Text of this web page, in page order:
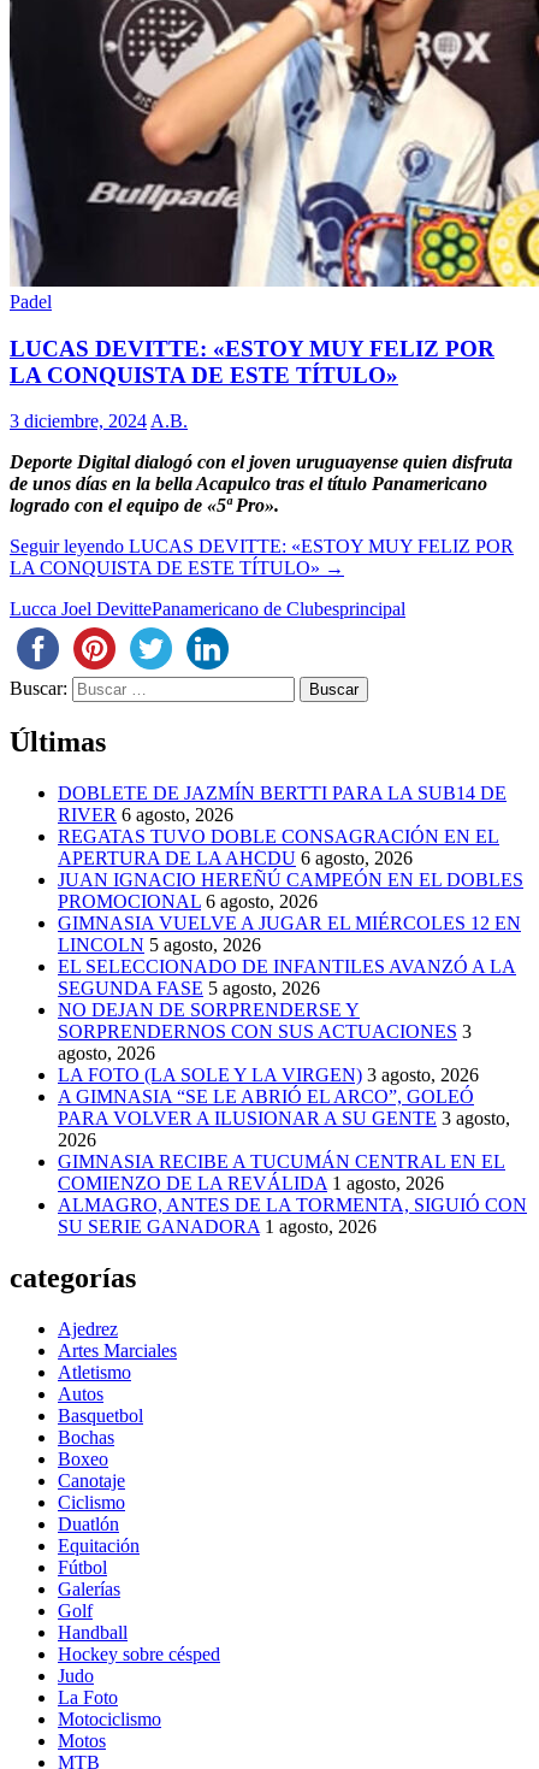
Padel
LUCAS DEVITTE: «ESTOY MUY FELIZ POR
LA CONQUISTA DE ESTE TÍTULO»
3 diciembre, 2024 A.B.
Deporte Digital dialogó con el joven uruguayense quien disfruta
de unos días en la bella Acapulco tras el título Panamericano
logrado con el equipo de «5ª Pro».
Seguir leyendo LUCAS DEVITTE: «ESTOY MUY FELIZ POR
LA CONQUISTA DE ESTE TÍTULO» →
Lucca Joel DevittePanamericano de Clubesprincipal
Buscar:
Últimas
DOBLETE DE JAZMÍN BERTTI PARA LA SUB14 DE
RIVER 6 agosto, 2026
REGATAS TUVO DOBLE CONSAGRACIÓN EN EL
APERTURA DE LA AHCDU 6 agosto, 2026
JUAN IGNACIO HEREÑÚ CAMPEÓN EN EL DOBLES
PROMOCIONAL 6 agosto, 2026
GIMNASIA VUELVE A JUGAR EL MIÉRCOLES 12 EN
LINCOLN 5 agosto, 2026
EL SELECCIONADO DE INFANTILES AVANZÓ A LA
SEGUNDA FASE 5 agosto, 2026
NO DEJAN DE SORPRENDERSE Y
SORPRENDERNOS CON SUS ACTUACIONES 3
agosto, 2026
LA FOTO (LA SOLE Y LA VIRGEN) 3 agosto, 2026
A GIMNASIA “SE LE ABRIÓ EL ARCO”, GOLEÓ
PARA VOLVER A ILUSIONAR A SU GENTE 3 agosto,
2026
GIMNASIA RECIBE A TUCUMÁN CENTRAL EN EL
COMIENZO DE LA REVÁLIDA 1 agosto, 2026
ALMAGRO, ANTES DE LA TORMENTA, SIGUIÓ CON
SU SERIE GANADORA 1 agosto, 2026
categorías
Ajedrez
Artes Marciales
Atletismo
Autos
Basquetbol
Bochas
Boxeo
Canotaje
Ciclismo
Duatlón
Equitación
Fútbol
Galerías
Golf
Handball
Hockey sobre césped
Judo
La Foto
Motociclismo
Motos
MTB